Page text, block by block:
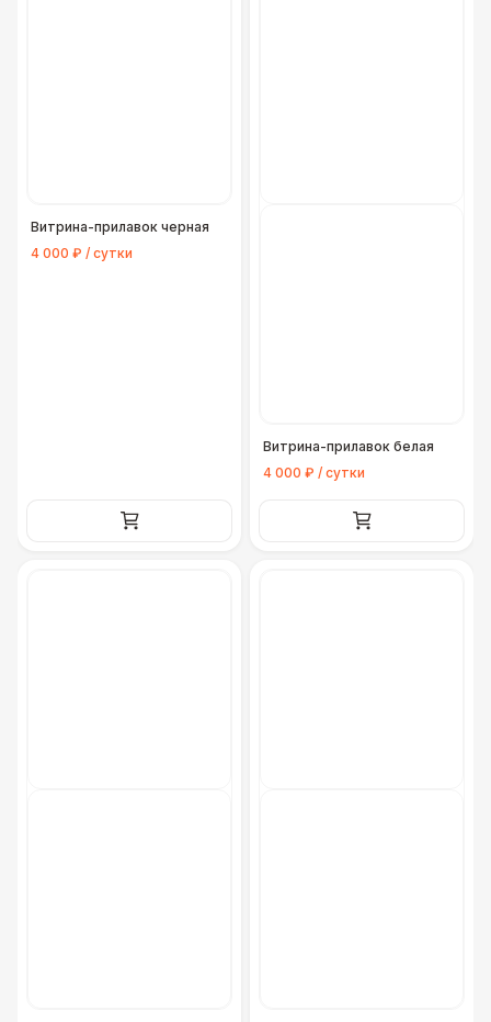
Витрина-прилавок черная
4 000 ₽ / сутки
Витрина-прилавок белая
4 000 ₽ / сутки